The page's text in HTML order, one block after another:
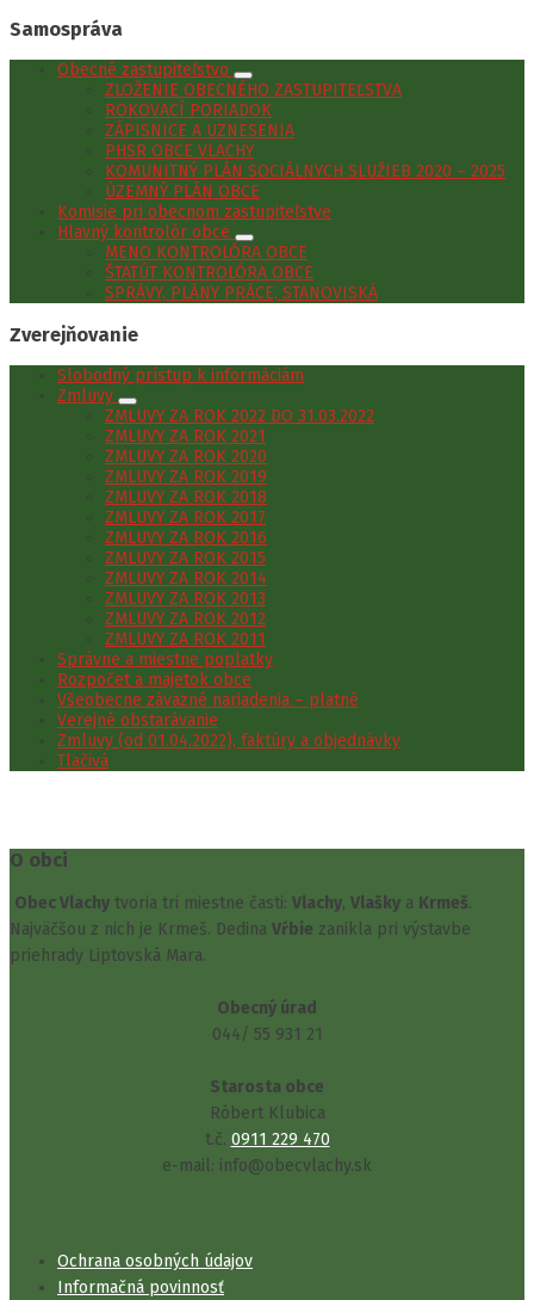
Samospráva
Obecné zastupiteľstvo
ZLOŽENIE OBECNÉHO ZASTUPITEĽSTVA
ROKOVACÍ PORIADOK
ZÁPISNICE A UZNESENIA
PHSR OBCE VLACHY
KOMUNITNÝ PLÁN SOCIÁLNYCH SLUŽIEB 2020 – 2025
ÚZEMNÝ PLÁN OBCE
Komisie pri obecnom zastupiteľstve
Hlavný kontrolór obce
MENO KONTROLÓRA OBCE
ŠTATÚT KONTROLÓRA OBCE
SPRÁVY, PLÁNY PRÁCE, STANOVISKÁ
Zverejňovanie
Slobodný prístup k informáciám
Zmluvy
ZMLUVY ZA ROK 2022 DO 31.03.2022
ZMLUVY ZA ROK 2021
ZMLUVY ZA ROK 2020
ZMLUVY ZA ROK 2019
ZMLUVY ZA ROK 2018
ZMLUVY ZA ROK 2017
ZMLUVY ZA ROK 2016
ZMLUVY ZA ROK 2015
ZMLUVY ZA ROK 2014
ZMLUVY ZA ROK 2013
ZMLUVY ZA ROK 2012
ZMLUVY ZA ROK 2011
Správne a miestne poplatky
Rozpočet a majetok obce
Všeobecne záväzné nariadenia – platné
Verejné obstarávanie
Zmluvy (od 01.04.2022), faktúry a objednávky
Tlačivá
O obci
Obec Vlachy tvoria tri miestne časti: Vlachy, Vlašky a Krmeš.
Najväčšou z nich je Krmeš. Dedina Vŕbie zanikla pri výstavbe
priehrady Liptovská Mara.
Obecný úrad
044/ 55 931 21
Starosta obce
Róbert Klubica
t.č. 0911 229 470
e-mail: info@obecvlachy.sk
Ochrana osobných údajov
Informačná povinnosť